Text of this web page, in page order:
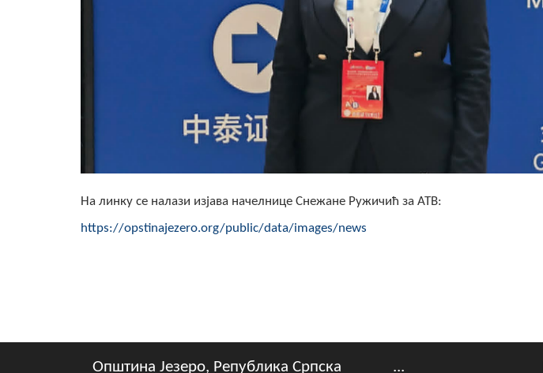
На линку се налази изјава начелнице Снежане Ружичић за АТВ:
https://opstinajezero.org/public/data/images/news
Општина Језеро, Република Српска ...